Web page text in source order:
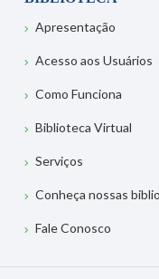
Apresentação
Acesso aos Usuários
Como Funciona
Biblioteca Virtual
Serviços
Conheça nossas
Fale Conosco